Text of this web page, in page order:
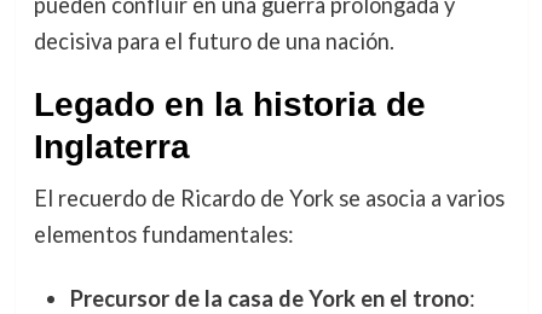
decisiva para el futuro de una nación.
Legado en la historia de
Inglaterra
El recuerdo de Ricardo de York se asocia a varios
elementos fundamentales:
Precursor de la casa de York en el trono: